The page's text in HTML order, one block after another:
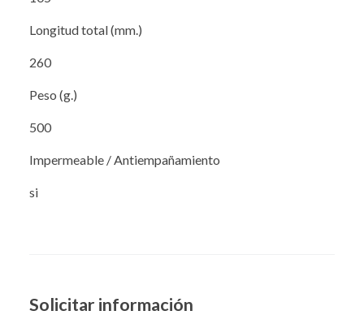
Longitud total (mm.)
260
Peso (g.)
500
Impermeable / Antiempañamiento
si
Solicitar información